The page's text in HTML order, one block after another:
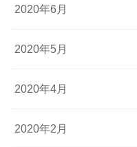
2020年6月
2020年5月
2020年4月
2020年2月